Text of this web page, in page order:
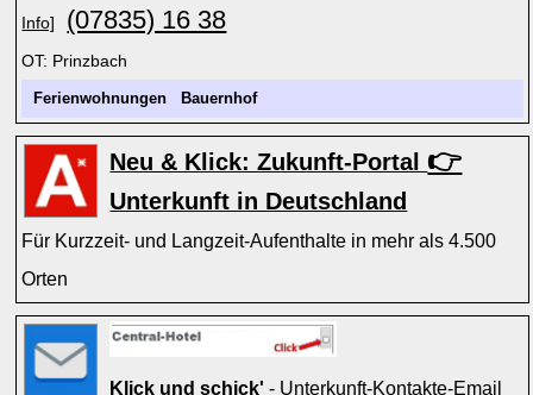
Info] (07835) 16 38
OT: Prinzbach
Ferienwohnungen Bauernhof
Neu & Klick: Zukunft-Portal 👉
Unterkunft in Deutschland
Für Kurzzeit- und Langzeit-Aufenthalte in mehr als 4.500
Orten
Klick und schick' - Unterkunft-Kontakte-Email